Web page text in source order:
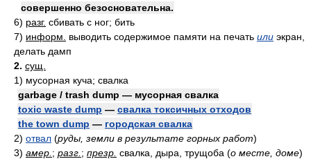
совершенно безосновательна.
6) разг. сбивать с ног; бить
7) информ. выводить содержимое памяти на печать или экран,
делать дамп
2. сущ.
1) мусорная куча; свалка
garbage / trash dump — мусорная свалка
toxic waste dump — свалка токсичных отходов
the town dump — городская свалка
2) отвал (руды, земли в результате горных работ)
3) амер. ; разг. ; презр. свалка, дыра, трущоба (о месте, доме)